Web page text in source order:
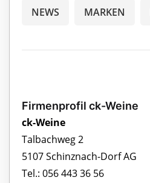
NEWS MARKEN
Firmenprofil ck-Weine
ck-Weine
Talbachweg 2
5107 Schinznach-Dorf AG
Tel.: 056 443 36 56